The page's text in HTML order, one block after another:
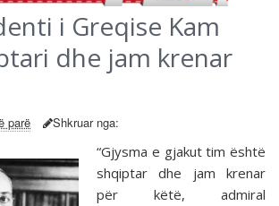
i Greqise Kam
dhe jam krenar
parë Shkruar nga:
“Gjysma e gjakut tim është
shqiptar dhe jam krenar
për këtë, admiral